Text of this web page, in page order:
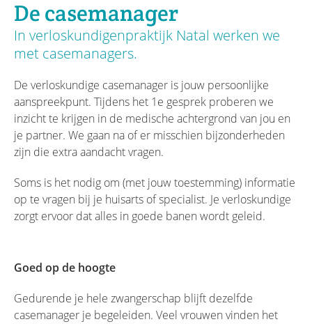
De casemanager
In verloskundigenpraktijk Natal werken we
met casemanagers.
De verloskundige casemanager is jouw persoonlijke
aanspreekpunt. Tijdens het 1e gesprek proberen we
inzicht te krijgen in de medische achtergrond van jou en
je partner. We gaan na of er misschien bijzonderheden
zijn die extra aandacht vragen.
Soms is het nodig om (met jouw toestemming) informatie
op te vragen bij je huisarts of specialist. Je verloskundige
zorgt ervoor dat alles in goede banen wordt geleid.
Goed op de hoogte
Gedurende je hele zwangerschap blijft dezelfde
casemanager je begeleiden. Veel vrouwen vinden het